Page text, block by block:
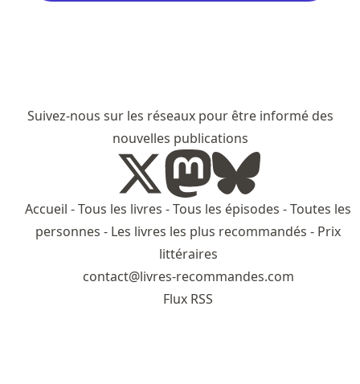
Suivez-nous sur les réseaux pour être informé des
nouvelles publications
Accueil -Tous les livres -Tous les épisodes -Toutes les
personnes - Les livres les plus recommandés - Prix
littéraires
contact@livres-recommandes.com
Flux RSS